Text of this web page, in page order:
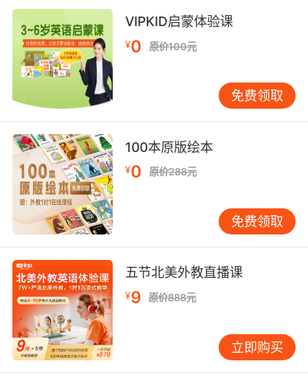
bound to win the competition”意为“她注定会赢
得比赛”。这里的“Bound”表示一种不可避免的结
果。 Bound的常见搭配 为了更好地掌握Bound的
用法，我们可以学习一些常见的搭配。 Bound
to：表示“注定会”或“必然会”。例如，“He is
bound to succeed”意为“他注定会成功”。
Bound by：表示“受限于”或“受约束于”。例如，
“The company is bound by law”意为“公司受法
律约束”。 Bound for：表示“前往”或“驶向”。例
如，“The ship is bound for New York”意为“船
驶向纽约”。 Bound up with：表示“与…密切相
关”。例如，“His success is bound up with his
hard work”意为“他的成功与他的努力密切相
关”。 Bound的同义词和反义词 为了更好地理解
Bound的含义，我们可以学习一些它的同义词和
反义词。 同义词： Tied：表示“绑定的”或“限制
的”。例如，“The dog is tied to the post”意为
“狗被绑在柱子上”。 Destined：表示“注定的”或
“必然的”。例如，“She is destined to be a great
artist”意为“她注定会成为一位伟大的艺术家”。
Leap：表示“跳跃”或“跃起”。例如，“The cat
VIPKID启蒙体验课
¥0 原价100元
免费领取
100本原版绘本
¥0 原价288元
免费领取
五节北美外教直播课
¥9 原价888元
立即购买